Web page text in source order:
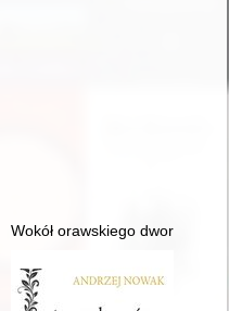
wizjoner
Wokół orawskiego dworu :